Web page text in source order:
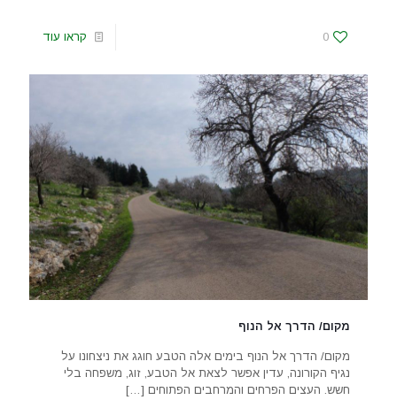
0 קראו עוד
מקום/ הדרך אל הנוף
מקום/ הדרך אל הנוף בימים אלה הטבע חוגג את ניצחונו על
נגיף הקורונה, עדין אפשר לצאת אל הטבע, זוג, משפחה בלי
חשש. העצים הפרחים והמרחבים הפתוחים […]